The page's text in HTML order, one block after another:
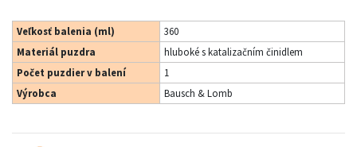
Veľkosť balenia (ml)
360
Materiál puzdra
hluboké s katalizačním činidlem
Počet puzdier v balení
1
Výrobca
Bausch & Lomb